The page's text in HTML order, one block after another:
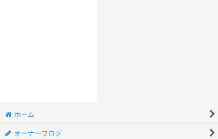
ホーム
オーナーブログ